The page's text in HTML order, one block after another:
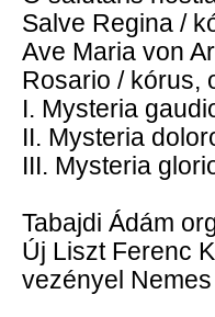
Salve Regina /
Ave Maria von
Rosario / kórus,
I. Mysteria
II. Mysteria
III. Mysteria
Tabajdi Ádám
Új Liszt Ferenc
vezényel